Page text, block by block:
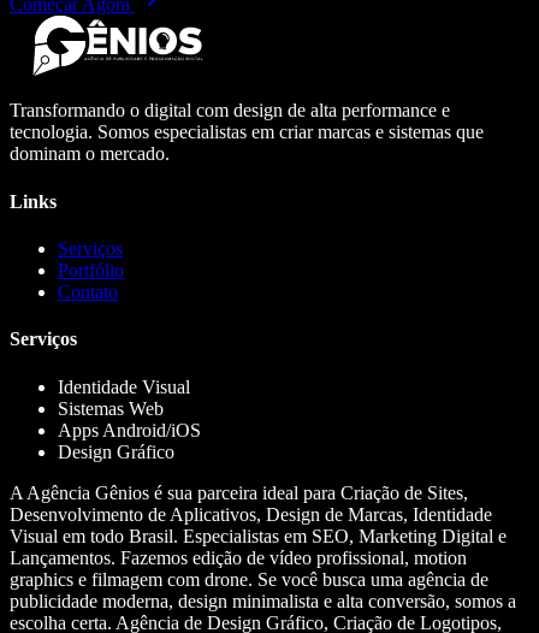
Começar Agora
Transformando o digital com design de alta performance e
tecnologia. Somos especialistas em criar marcas e sistemas que
dominam o mercado.
Links
Serviços
Portfólio
Contato
Serviços
Identidade Visual
Sistemas Web
Apps Android/iOS
Design Gráfico
A Agência Gênios é sua parceira ideal para Criação de Sites,
Desenvolvimento de Aplicativos, Design de Marcas, Identidade
Visual em todo Brasil. Especialistas em SEO, Marketing Digital e
Lançamentos. Fazemos edição de vídeo profissional, motion
graphics e filmagem com drone. Se você busca uma agência de
publicidade moderna, design minimalista e alta conversão, somos a
escolha certa. Agência de Design Gráfico, Criação de Logotipos,